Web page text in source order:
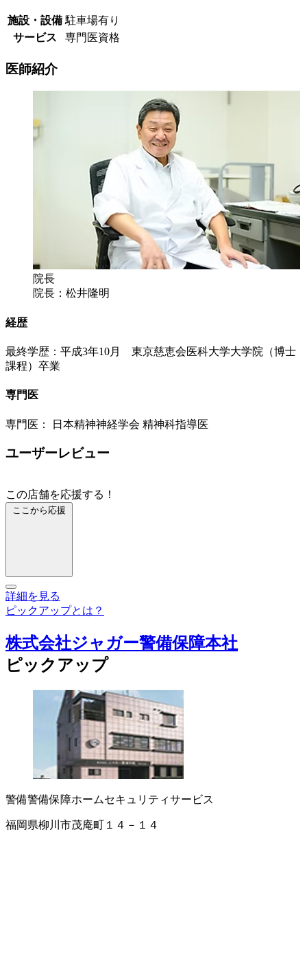
施設・設備 駐車場有り
サービス
専門医資格
医師紹介
院長
院長：松井隆明
経歴
最終学歴：平成3年10月 東京慈恵会医科大学大学院（博士
課程）卒業
専門医
専門医： 日本精神神経学会 精神科指導医
ユーザーレビュー
この店舗を応援する！
ここから応援
詳細を見る
ピックアップとは？
株式会社ジャガー警備保障本社
ピックアップ
警備警備保障ホームセキュリティサービス
福岡県柳川市茂庵町１４－１４